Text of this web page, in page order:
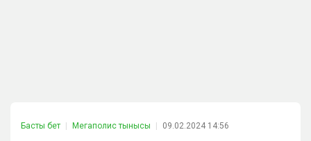
Басты бет Мегаполис тынысы 09.02.2024 14:56